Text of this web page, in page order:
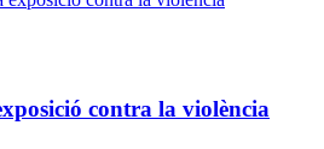
contra la violència